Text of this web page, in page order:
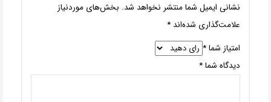
نشانی ایمیل شما منتشر نخواهد شد. بخش‌های موردنیاز
علامت‌گذاری شده‌اند *
امتیاز شما*
دیدگاه شما*